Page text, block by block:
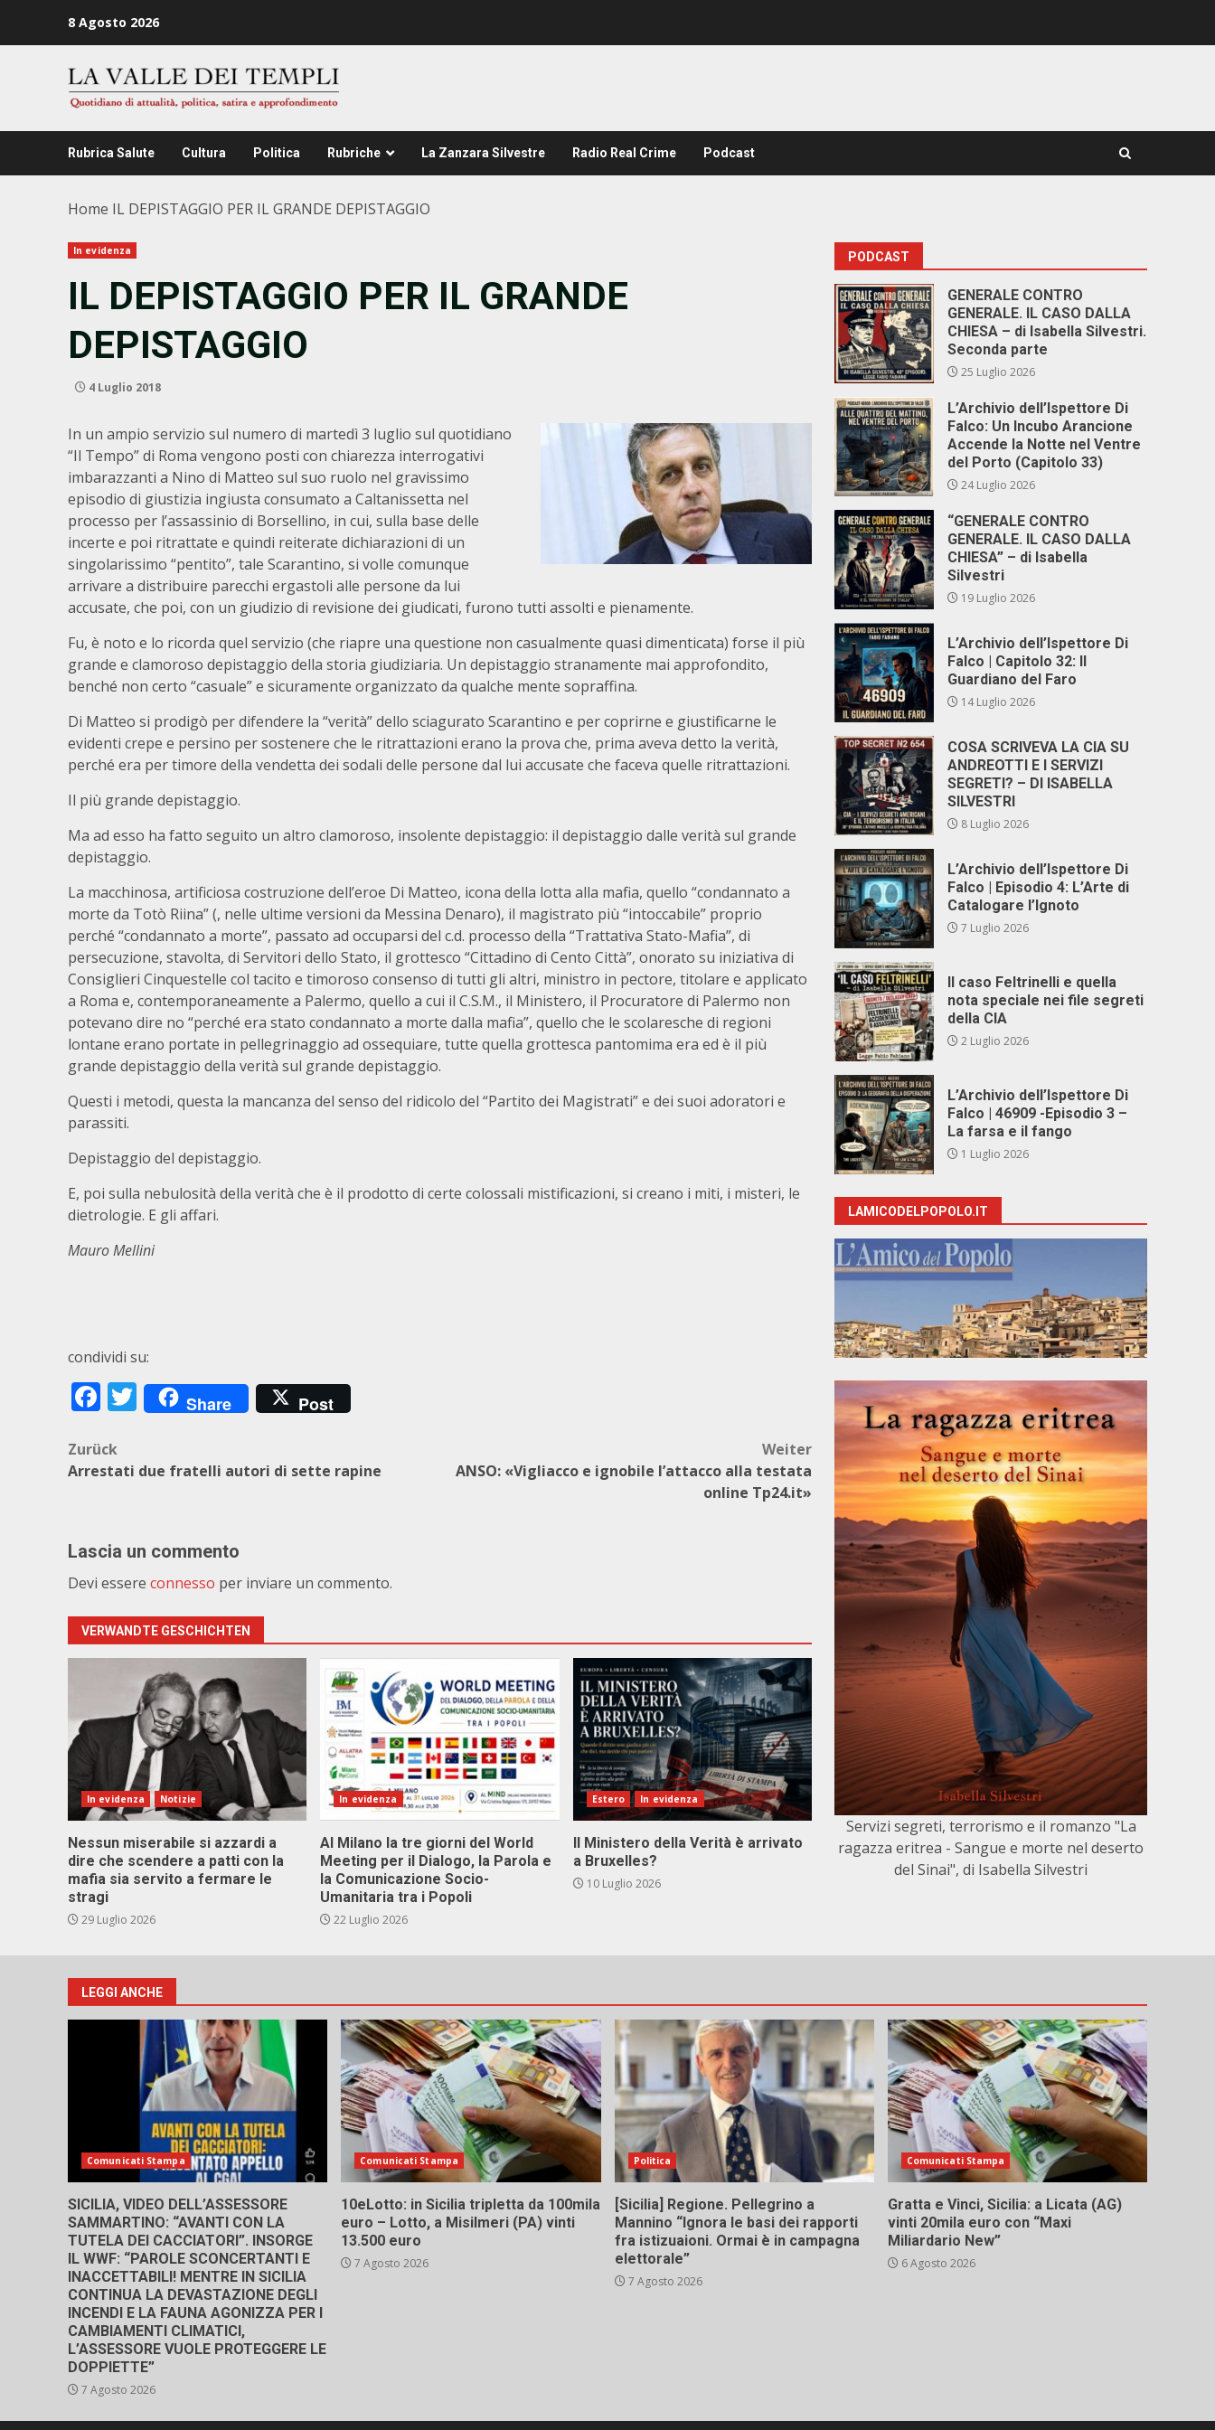
8 Agosto 2026
Rubrica Salute Cultura Politica Rubriche La Zanzara Silvestre Radio Real Crime Podcast
Home IL DEPISTAGGIO PER IL GRANDE DEPISTAGGIO
In evidenza
IL DEPISTAGGIO PER IL GRANDE
DEPISTAGGIO
4 Luglio 2018
In un ampio servizio sul numero di martedì 3 luglio sul quotidiano
“Il Tempo” di Roma vengono posti con chiarezza interrogativi
imbarazzanti a Nino di Matteo sul suo ruolo nel gravissimo
episodio di giustizia ingiusta consumato a Caltanissetta nel
processo per l’assassinio di Borsellino, in cui, sulla base delle
incerte e poi ritrattate e quindi reiterate dichiarazioni di un
singolarissimo “pentito”, tale Scarantino, si volle comunque
arrivare a distribuire parecchi ergastoli alle persone da lui
accusate, che poi, con un giudizio di revisione dei giudicati, furono tutti assolti e pienamente.
Fu, è noto e lo ricorda quel servizio (che riapre una questione non casualmente quasi dimenticata) forse il più
grande e clamoroso depistaggio della storia giudiziaria. Un depistaggio stranamente mai approfondito,
benché non certo “casuale” e sicuramente organizzato da qualche mente sopraffina.
Di Matteo si prodigò per difendere la “verità” dello sciagurato Scarantino e per coprirne e giustificarne le
evidenti crepe e persino per sostenere che le ritrattazioni erano la prova che, prima aveva detto la verità,
perché era per timore della vendetta dei sodali delle persone dal lui accusate che faceva quelle ritrattazioni.
Il più grande depistaggio.
Ma ad esso ha fatto seguito un altro clamoroso, insolente depistaggio: il depistaggio dalle verità sul grande
depistaggio.
La macchinosa, artificiosa costruzione dell’eroe Di Matteo, icona della lotta alla mafia, quello “condannato a
morte da Totò Riina” (, nelle ultime versioni da Messina Denaro), il magistrato più “intoccabile” proprio
perché “condannato a morte”, passato ad occuparsi del c.d. processo della “Trattativa Stato-Mafia”, di
persecuzione, stavolta, di Servitori dello Stato, il grottesco “Cittadino di Cento Città”, onorato su iniziativa di
Consiglieri Cinquestelle col tacito e timoroso consenso di tutti gli altri, ministro in pectore, titolare e applicato
a Roma e, contemporaneamente a Palermo, quello a cui il C.S.M., il Ministero, il Procuratore di Palermo non
potevano dire no “perché era stato condannato a morte dalla mafia”, quello che le scolaresche di regioni
lontane erano portate in pellegrinaggio ad ossequiare, tutte quella grottesca pantomima era ed è il più
grande depistaggio della verità sul grande depistaggio.
Questi i metodi, questa la mancanza del senso del ridicolo del “Partito dei Magistrati” e dei suoi adoratori e
parassiti.
Depistaggio del depistaggio.
E, poi sulla nebulosità della verità che è il prodotto di certe colossali mistificazioni, si creano i miti, i misteri, le
dietrologie. E gli affari.
Mauro Mellini
condividi su:
Facebook
Twitter
Share Post
Beitragsnavigation
Zurück
Arrestati due fratelli autori di sette rapine
Weiter
ANSO: «Vigliacco e ignobile l’attacco alla testata
online Tp24.it»
Lascia un commento
Devi essere connesso per inviare un commento.
VERWANDTE GESCHICHTEN
In evidenza Notizie
Nessun miserabile si azzardi a
dire che scendere a patti con la
mafia sia servito a fermare le
stragi
29 Luglio 2026
In evidenza
Al Milano la tre giorni del World
Meeting per il Dialogo, la Parola e
la Comunicazione Socio-
Umanitaria tra i Popoli
22 Luglio 2026
Estero In evidenza
Il Ministero della Verità è arrivato
a Bruxelles?
10 Luglio 2026
PODCAST
GENERALE CONTRO
GENERALE. IL CASO DALLA
CHIESA – di Isabella Silvestri.
Seconda parte
25 Luglio 2026
L’Archivio dell’Ispettore Di
Falco: Un Incubo Arancione
Accende la Notte nel Ventre
del Porto (Capitolo 33)
24 Luglio 2026
“GENERALE CONTRO
GENERALE. IL CASO DALLA
CHIESA” – di Isabella
Silvestri
19 Luglio 2026
L’Archivio dell’Ispettore Di
Falco | Capitolo 32: Il
Guardiano del Faro
14 Luglio 2026
COSA SCRIVEVA LA CIA SU
ANDREOTTI E I SERVIZI
SEGRETI? – DI ISABELLA
SILVESTRI
8 Luglio 2026
L’Archivio dell’Ispettore Di
Falco | Episodio 4: L’Arte di
Catalogare l’Ignoto
7 Luglio 2026
Il caso Feltrinelli e quella
nota speciale nei file segreti
della CIA
2 Luglio 2026
L’Archivio dell’Ispettore Di
Falco | 46909 -Episodio 3 –
La farsa e il fango
1 Luglio 2026
LAMICODELPOPOLO.IT
Servizi segreti, terrorismo e il romanzo "La
ragazza eritrea - Sangue e morte nel deserto
del Sinai", di Isabella Silvestri
LEGGI ANCHE
Comunicati Stampa
SICILIA, VIDEO DELL’ASSESSORE
SAMMARTINO: “AVANTI CON LA
TUTELA DEI CACCIATORI”. INSORGE
IL WWF: “PAROLE SCONCERTANTI E
INACCETTABILI! MENTRE IN SICILIA
CONTINUA LA DEVASTAZIONE DEGLI
INCENDI E LA FAUNA AGONIZZA PER I
CAMBIAMENTI CLIMATICI,
L’ASSESSORE VUOLE PROTEGGERE LE
DOPPIETTE”
7 Agosto 2026
Comunicati Stampa
10eLotto: in Sicilia tripletta da 100mila
euro – Lotto, a Misilmeri (PA) vinti
13.500 euro
7 Agosto 2026
Politica
[Sicilia] Regione. Pellegrino a
Mannino “Ignora le basi dei rapporti
fra istizuaioni. Ormai è in campagna
elettorale”
7 Agosto 2026
Comunicati Stampa
Gratta e Vinci, Sicilia: a Licata (AG)
vinti 20mila euro con “Maxi
Miliardario New”
6 Agosto 2026